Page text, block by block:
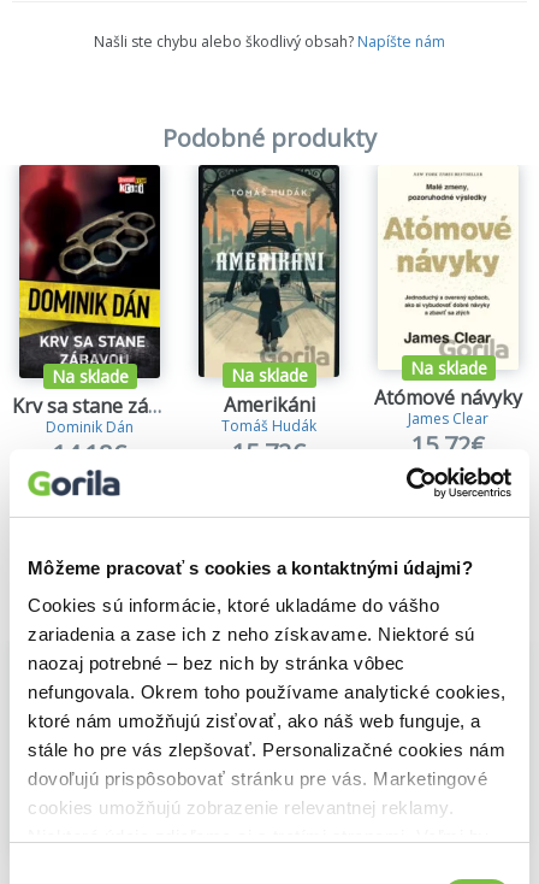
Môžeme pracovať s cookies a kontaktnými údajmi?
Cookies sú informácie, ktoré ukladáme do vášho
zariadenia a zase ich z neho získavame. Niektoré sú
naozaj potrebné – bez nich by stránka vôbec
nefungovala. Okrem toho používame analytické cookies,
ktoré nám umožňujú zisťovať, ako náš web funguje, a
stále ho pre vás zlepšovať. Personalizačné cookies nám
dovoľujú prispôsobovať stránku pre vás. Marketingové
cookies umožňujú zobrazenie relevantnej reklamy.
Našli ste chybu alebo škodlivý obsah? Napíšte nám
Podobné produkty
Na sklade
Krv sa stane zábavou
Dominik Dán
14,18€
Na sklade
Amerikáni
Tomáš Hudák
15,72€
Na sklade
Atómové návyky
James Clear
15,72€
Vybrané pre teba
Na sklade
Atómové návyky